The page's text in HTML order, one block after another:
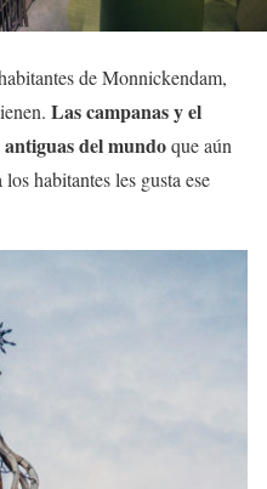
de Monnickendam,
Las campanas y el
del mundoque aún
habitantes les gusta ese